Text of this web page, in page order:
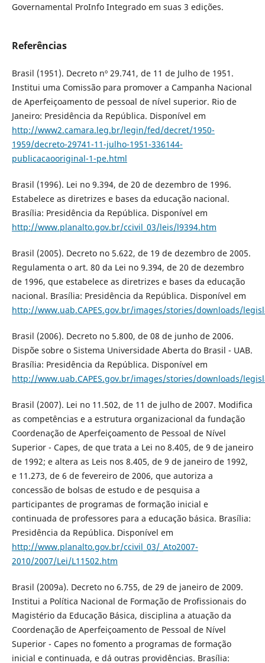
Governamental ProInfo Integrado em suas 3 edições.
Referências
Brasil (1951). Decreto nº 29.741, de 11 de Julho de 1951.
Institui uma Comissão para promover a Campanha Nacional
de Aperfeiçoamento de pessoal de ní­vel superior. Rio de
Janeiro: Presidência da República. Disponí­vel em
http://www2.camara.leg.br/legin/fed/decret/1950-
1959/decreto-29741-11-julho-1951-336144-
publicacaooriginal-1-pe.html
Brasil (1996). Lei no 9.394, de 20 de dezembro de 1996.
Estabelece as diretrizes e bases da educação nacional.
Brasí­lia: Presidência da República. Disponí­vel em
http://www.planalto.gov.br/ccivil_03/leis/l9394.htm
Brasil (2005). Decreto no 5.622, de 19 de dezembro de 2005.
Regulamenta o art. 80 da Lei no 9.394, de 20 de dezembro
de 1996, que estabelece as diretrizes e bases da educação
nacional. Brasí­lia: Presidência da República. Disponí­vel em
http://www.uab.CAPES.gov.br/images/stories/downloads/
Brasil (2006). Decreto no 5.800, de 08 de junho de 2006.
Dispõe sobre o Sistema Universidade Aberta do Brasil - UAB.
Brasí­lia: Presidência da República. Disponí­vel em
http://www.uab.CAPES.gov.br/images/stories/downloads/
Brasil (2007). Lei no 11.502, de 11 de julho de 2007. Modifica
as competências e a estrutura organizacional da fundação
Coordenação de Aperfeiçoamento de Pessoal de Ní­vel
Superior - Capes, de que trata a Lei no 8.405, de 9 de janeiro
de 1992; e altera as Leis nos 8.405, de 9 de janeiro de 1992,
e 11.273, de 6 de fevereiro de 2006, que autoriza a
concessão de bolsas de estudo e de pesquisa a
participantes de programas de formação inicial e
continuada de professores para a educação básica. Brasí­lia:
Presidência da República. Disponí­vel em
http://www.planalto.gov.br/ccivil_03/_Ato2007-
2010/2007/Lei/L11502.htm
Brasil (2009a). Decreto no 6.755, de 29 de janeiro de 2009.
Institui a Polí­tica Nacional de Formação de Profissionais do
Magistério da Educação Básica, disciplina a atuação da
Coordenação de Aperfeiçoamento de Pessoal de Ní­vel
Superior - Capes no fomento a programas de formação
inicial e continuada, e dá outras providências. Brasí­lia: